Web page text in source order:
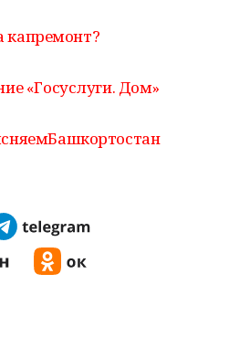
капремонт?
«Госуслуги. Дом»